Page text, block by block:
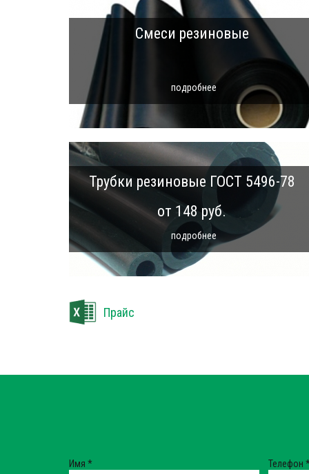
Смеси резиновые
подробнее
Трубки резиновые ГОСТ 5496-78
от 148 руб.
подробнее
Прайс
Имя * Телефон